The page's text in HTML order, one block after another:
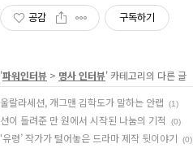
공감 구독하기
'파워인터뷰 > 명사 인터뷰' 카테고리의 다른 글
울랄라세션, 개그맨 김학도가 말하는 안랩
(1)
션이 들려준 만 원에서 시작된 나눔의 기적 (0)
‘유령’ 작가가 털어놓은 드라마 제작 뒷이야기 (0)